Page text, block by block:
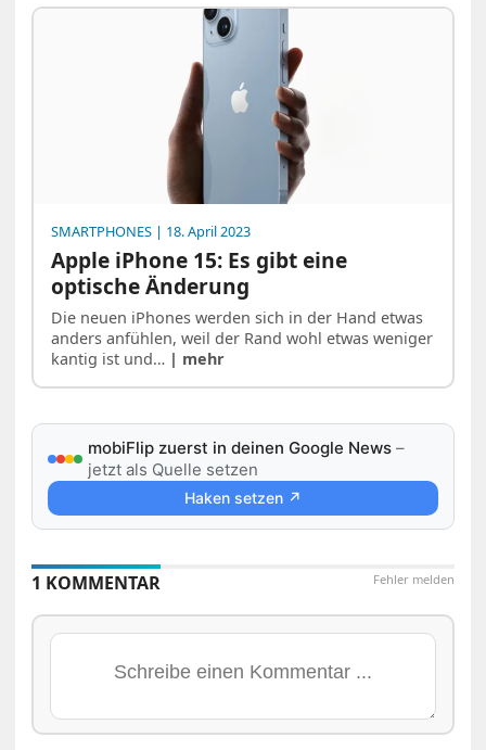
SMARTPHONES | 18. April 2023
Apple iPhone 15: Es gibt eine
optische Änderung
Die neuen iPhones werden sich in der Hand etwas
anders anfühlen, weil der Rand wohl etwas weniger
kantig ist und… | mehr
mobiFlip zuerst in deinen Google News –
jetzt als Quelle setzen
Haken setzen ↗
Fehler melden
1 KOMMENTAR